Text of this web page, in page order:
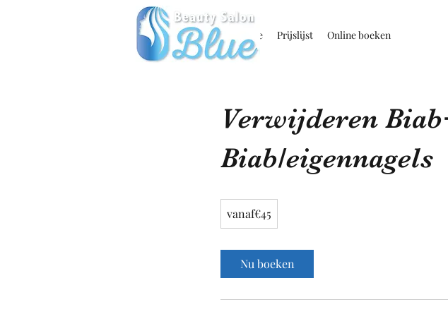
Home Prijslijst Online boeken
Verwijderen
Biab/eigennagels
vanaf€45
Nu boeken